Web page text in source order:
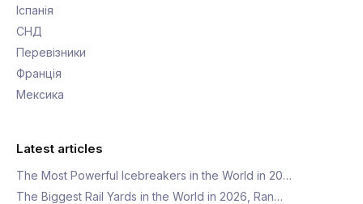
Іспанія
СНД
Перевізники
Франція
Мексика
Latest articles
The Most Powerful Icebreakers in the World in 20…
The Biggest Rail Yards in the World in 2026, Ran…